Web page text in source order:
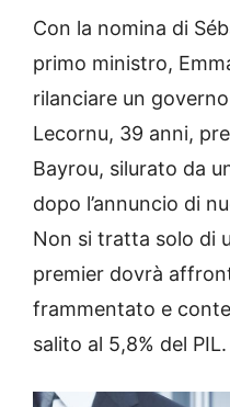
Con la nomina di
primo ministro,
rilanciare un
Lecornu, 39 anni,
Bayrou, silurato da
dopo l’annuncio di
Non si tratta solo di
premier dovrà
frammentato e
salito al 5,8% del PIL.